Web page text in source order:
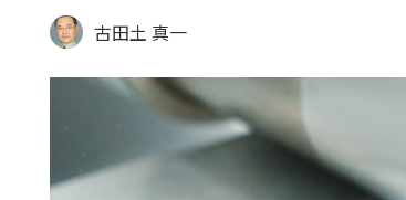
古田土 真一